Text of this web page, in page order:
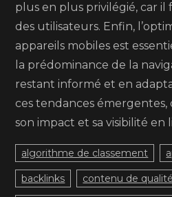
plus en plus privilégié, car il
des utilisateurs. Enfin,
appareils mobiles est
la prédominance de la
restant informé et en
ces tendances
son impact et sa visibilité en
algorithme de classement
backlinks contenu de qualité